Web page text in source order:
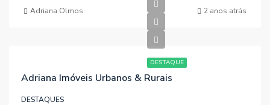
Adriana Olmos 2 anos atrás
DESTAQUE
Adriana Imóveis Urbanos & Rurais
DESTAQUES